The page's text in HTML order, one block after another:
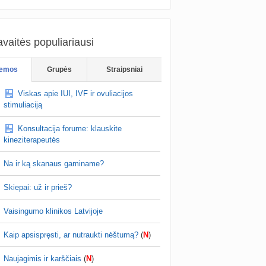
populiariausi
Grupės Straipsniai
Viskas apie IUI, IVF ir ovuliacijos
stimuliaciją
Konsultacija forume: klauskite
kineziterapeutės
Na ir ką skanaus gaminame?
Skiepai: už ir prieš?
Vaisingumo klinikos Latvijoje
Kaip apsispręsti, ar nutraukti nėštumą? (N)
Naujagimis ir karščiais (N)